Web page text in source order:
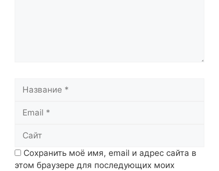
Сохранить моё имя, email и адрес сайта в
этом браузере для последующих моих